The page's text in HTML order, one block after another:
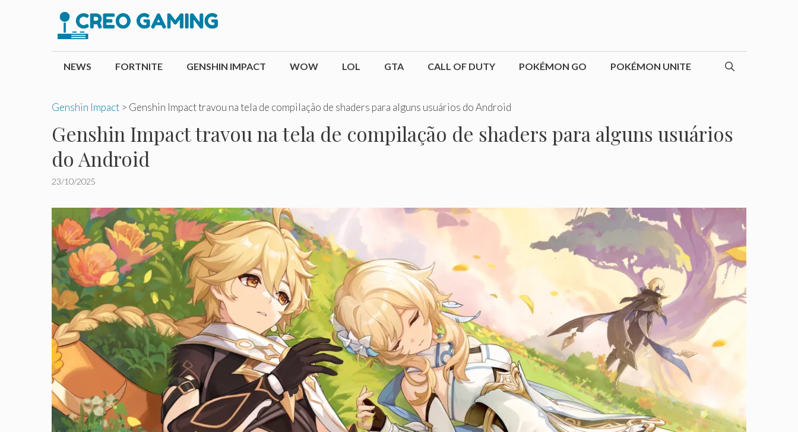
conteúdo
NEWS FORTNITE GENSHIN IMPACT WOW LOL GTA CALL OF DUTY POKÉMON GO POKÉMON UNITE
Genshin Impact > Genshin Impact travou na tela de compilação de shaders para alguns usuários do Android
Genshin Impact travou na tela de compilação de shaders para alguns usuários
do Android
23/10/2025